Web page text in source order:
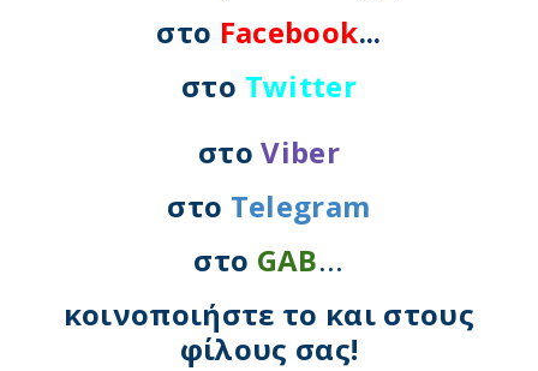
στο Facebook...
στο Twitter
στοViber
στο Telegram
στο GAB...
κοινοποιήστε το και στους
φίλους σας!